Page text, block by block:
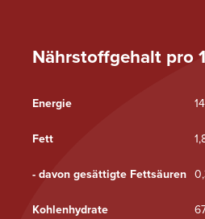
Nährstoffgehalt pro
Energie
Fett
- davon gesättigte Fettsäuren
Kohlenhydrate